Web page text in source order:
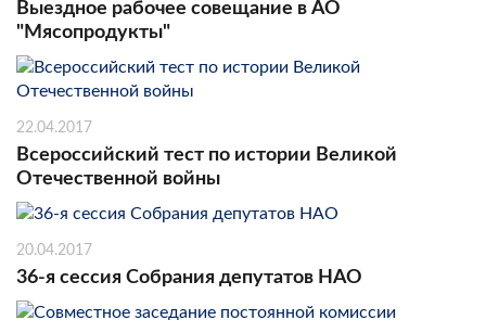
Выездное рабочее совещание в АО
"Мясопродукты"
22.04.2017
Всероссийский тест по истории Великой
Отечественной войны
20.04.2017
36-я сессия Собрания депутатов НАО